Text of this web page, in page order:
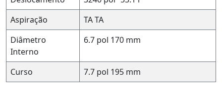
Aspiração
TATA
Diâmetro
Interno
6.7 pol 170 mm
Curso 7.7 pol 195 mm